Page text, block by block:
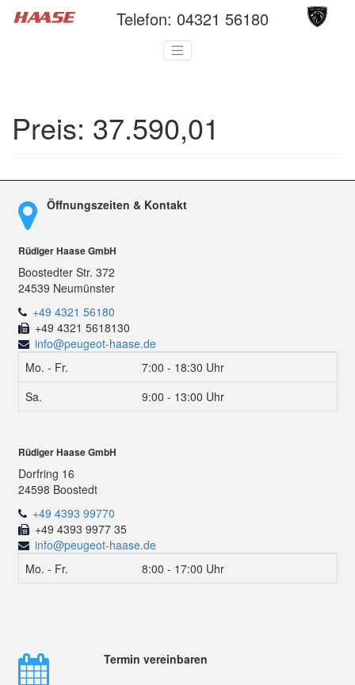
Telefon: 04321 56180
Preis: 37.590,01
Öffnungszeiten & Kontakt
Rüdiger Haase GmbH
Boostedter Str. 372
24539 Neumünster
+49 4321 56180
+49 4321 5618130
info@peugeot-haase.de
Mo. - Fr.
7:00 - 18:30 Uhr
Sa.
9:00 - 13:00 Uhr
Rüdiger Haase GmbH
Dorfring 16
24598 Boostedt
+49 4393 99770
+49 4393 9977 35
info@peugeot-haase.de
Mo. - Fr.
8:00 - 17:00 Uhr
Termin vereinbaren